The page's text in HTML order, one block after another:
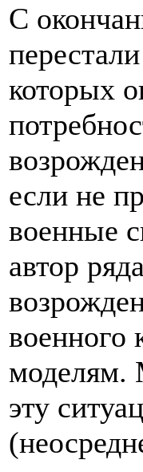
С
которых
если не
военные
автор
военного
моделям.
эту